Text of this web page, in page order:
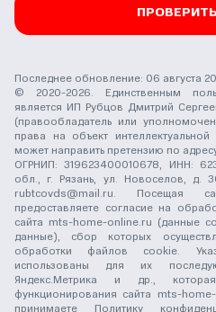
Последнее обновление: 06 августа
© 2020-2026. Единственным
является ИП Рубцов Дмитрий
(правообладатель или
права на объект
может направить претензию по
ОГРНИП: 319623400010678, ИНН:
обл., г. Рязань, ул. Новоселов, д.
rubtcovds@mail.ru. Посещая
предоставляете согласие на
сайта mts-home-online.ru (данные
данные), сбор которых
обработки файлов cookie.
использованы для их
Яндекс.Метрика и др.,
функционирования сайта mts-
принимаете Политику